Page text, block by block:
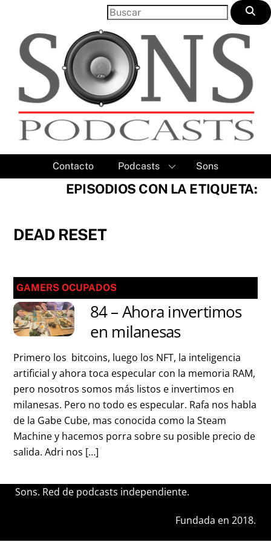
content
Contacto Podcasts Sons
EPISODIOS CON LA ETIQUETA:
DEAD RESET
GAMERS OCUPADOS
84 – Ahora invertimos
en milanesas
Primero los bitcoins, luego los NFT, la inteligencia
artificial y ahora toca especular con la memoria RAM,
pero nosotros somos más listos e invertimos en
milanesas. Pero no todo es especular. Rafa nos habla
de la Gabe Cube, mas conocida como la Steam
Machine y hacemos porra sobre su posible precio de
salida. Adri nos […]
Sons. Red de podcasts independiente.
Fundada en 2018.